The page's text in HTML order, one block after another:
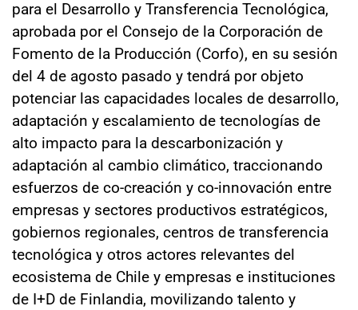
para el Desarrollo y Transferencia Tecnológica,
aprobada por el Consejo de la Corporación de
Fomento de la Producción (Corfo), en su sesión
del 4 de agosto pasado y tendrá por objeto
potenciar las capacidades locales de desarrollo,
adaptación y escalamiento de tecnologías de
alto impacto para la descarbonización y
adaptación al cambio climático, traccionando
esfuerzos de co-creación y co-innovación entre
empresas y sectores productivos estratégicos,
gobiernos regionales, centros de transferencia
tecnológica y otros actores relevantes del
ecosistema de Chile y empresas e instituciones
de I+D de Finlandia, movilizando talento y